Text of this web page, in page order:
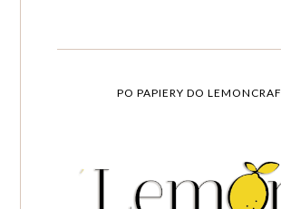
PO PAPIERY DO